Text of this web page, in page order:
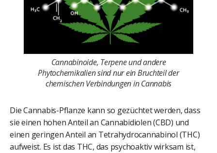
Cannabinoide, Terpene und andere
Phytochemikalien sind nur ein Bruchteil der
chemischen Verbindungen in Cannabis
Die Cannabis-Pflanze kann so gezüchtet werden, dass
sie einen hohen Anteil an Cannabidiolen (CBD) und
einen geringen Anteil an Tetrahydrocannabinol (THC)
aufweist. Es ist das THC, das psychoaktiv wirksam ist,